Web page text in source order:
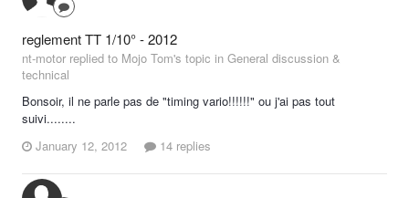
reglement TT 1/10° - 2012
nt-motor replied to Mojo Tom's topic in General discussion &
technical
Bonsoir, il ne parle pas de "timing vario!!!!!!" ou j'ai pas tout
suivi........
January 12, 2012
14 replies